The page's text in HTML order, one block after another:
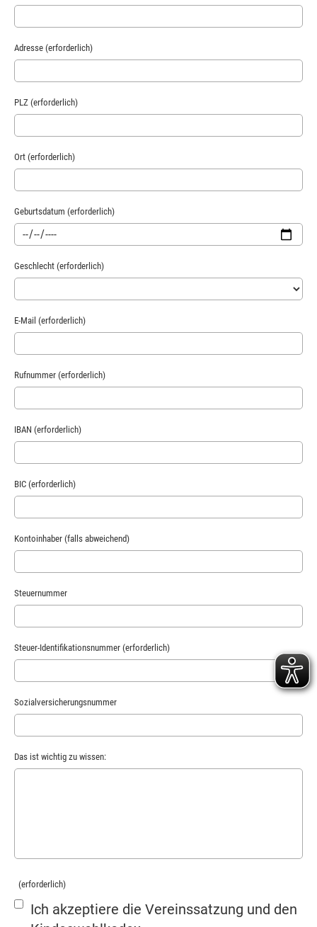
Adresse (erforderlich)
PLZ (erforderlich)
Ort (erforderlich)
Geburtsdatum (erforderlich)
Geschlecht (erforderlich)
E-Mail (erforderlich)
Rufnummer (erforderlich)
IBAN (erforderlich)
BIC (erforderlich)
Kontoinhaber (falls abweichend)
Steuernummer
Steuer-Identifikationsnummer (erforderlich)
Sozialversicherungsnummer
Das ist wichtig zu wissen:
(erforderlich)
Ich akzeptiere die Vereinssatzung und den